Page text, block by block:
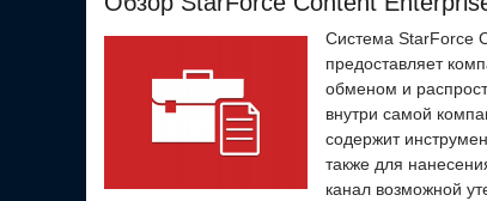
Система StarForce
предоставляет
обменом и
внутри самой
содержит
также для
канал возможной